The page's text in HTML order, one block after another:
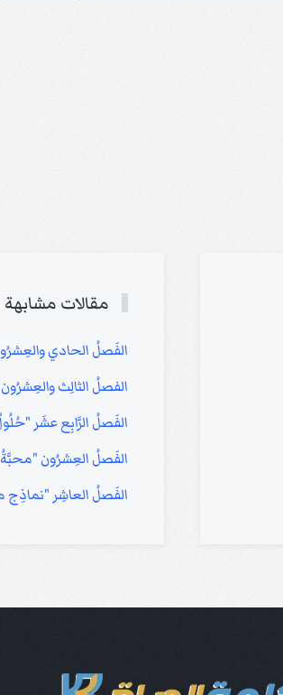
مقالات مشابهة
الفَصلُ الحادي
الفصلُ الثالِث
الفَصلُ الرَّابِع عشَر
الفَصلُ العِشرُون
الفَصلُ العاشِر "نماذِج